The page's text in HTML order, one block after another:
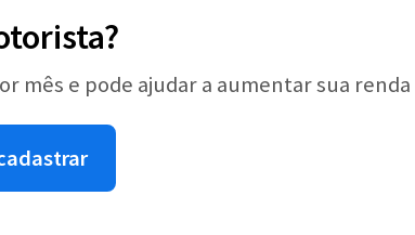
mês e pode ajudar a aumentar sua renda